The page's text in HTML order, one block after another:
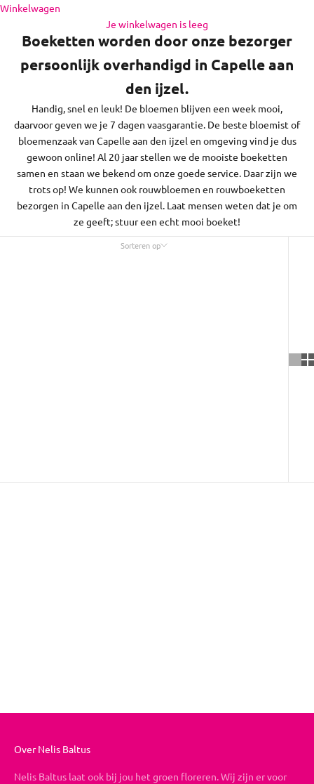
Naar inhoud
Winkelwagen
Je winkelwagen is leeg
Capelle aan den ijzel en de regio daaromheen, op zon- en
feestdagen bezorgen we niet.
Boeketten worden door onze bezorger
persoonlijk overhandigd in Capelle aan
den ijzel.
Handig, snel en leuk! De bloemen blijven een week mooi,
daarvoor geven we je 7 dagen vaasgarantie. De beste bloemist of
bloemenzaak van Capelle aan den ijzel en omgeving vind je dus
gewoon online! Al 20 jaar stellen we de mooiste boeketten
samen en staan we bekend om onze goede service. Daar zijn we
trots op! We kunnen ook rouwbloemen en rouwboeketten
bezorgen in Capelle aan den ijzel. Laat mensen weten dat je om
ze geeft; stuur een echt mooi boeket!
Sorteren op
Over Nelis Baltus
Nelis Baltus laat ook bij jou het groen floreren. Wij zijn er voor